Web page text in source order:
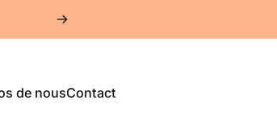
de nousContact